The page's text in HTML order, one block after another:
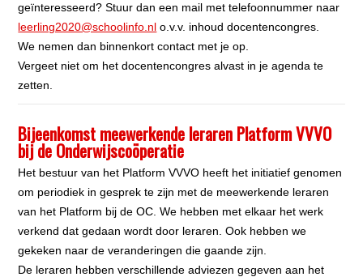
geïnteresseerd? Stuur dan een mail met telefoonnummer naar
leerling2020@schoolinfo.nl o.v.v. inhoud docentencongres.
We nemen dan binnenkort contact met je op.
Vergeet niet om het docentencongres alvast in je agenda te
zetten.
Bijeenkomst meewerkende leraren Platform VVVO
bij de Onderwijscoöperatie
Het bestuur van het Platform VVVO heeft het initiatief genomen
om periodiek in gesprek te zijn met de meewerkende leraren
van het Platform bij de OC. We hebben met elkaar het werk
verkend dat gedaan wordt door leraren. Ook hebben we
gekeken naar de veranderingen die gaande zijn.
De leraren hebben verschillende adviezen gegeven aan het